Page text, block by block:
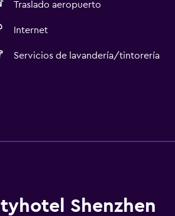
Traslado aeropuerto
Internet
Servicios de lavandería/tintorería
Shenzhen